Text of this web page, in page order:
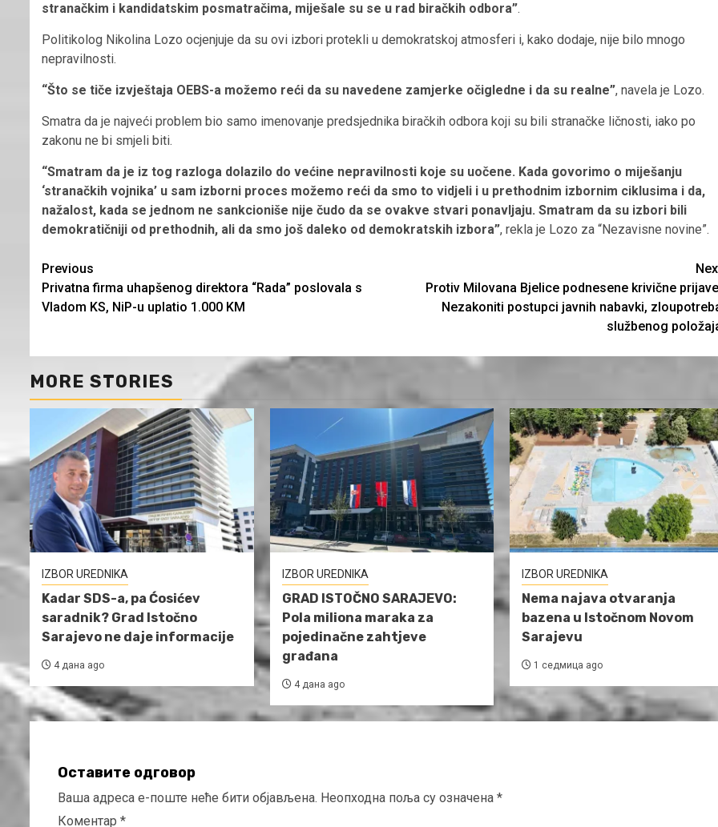
stranačkim i kandidatskim posmatračima, miješale su se u rad biračkih odbora”.
Politikolog Nikolina Lozo ocjenjuje da su ovi izbori protekli u demokratskoj atmosferi i, kako dodaje, nije bilo mnogo
nepravilnosti.
“Što se tiče izvještaja OEBS-a možemo reći da su navedene zamjerke očigledne i da su realne”, navela je Lozo.
Smatra da je najveći problem bio samo imenovanje predsjednika biračkih odbora koji su bili stranačke ličnosti, iako po
zakonu ne bi smjeli biti.
“Smatram da je iz tog razloga dolazilo do većine nepravilnosti koje su uočene. Kada govorimo o miješanju
‘stranačkih vojnika’ u sam izborni proces možemo reći da smo to vidjeli i u prethodnim izbornim ciklusima i da,
nažalost, kada se jednom ne sankcioniše nije čudo da se ovakve stvari ponavljaju. Smatram da su izbori bili
demokratičniji od prethodnih, ali da smo još daleko od demokratskih izbora”, rekla je Lozo za “Nezavisne novine”.
Continue
Reading
Previous
Privatna firma uhapšenog direktora “Rada” poslovala s
Vladom KS, NiP-u uplatio 1.000 KM
Protiv Milovana Bjelice podnesene krivične
Nezakoniti postupci javnih nabavki,
službenog
MORE STORIES
IZBOR UREDNIKA
Kadar SDS-a, pa Ćosićev
saradnik? Grad Istočno
Sarajevo ne daje informacije
4 дана ago
IZBOR UREDNIKA
GRAD ISTOČNO SARAJEVO:
Pola miliona maraka za
pojedinačne zahtjeve
građana
4 дана ago
IZBOR UREDNIKA
Nema najava otvaranja
bazena u Istočnom Novom
Sarajevu
1 седмица ago
Оставите одговор
Ваша адреса е-поште неће бити објављена. Неопходна поља су означена *
Коментар *